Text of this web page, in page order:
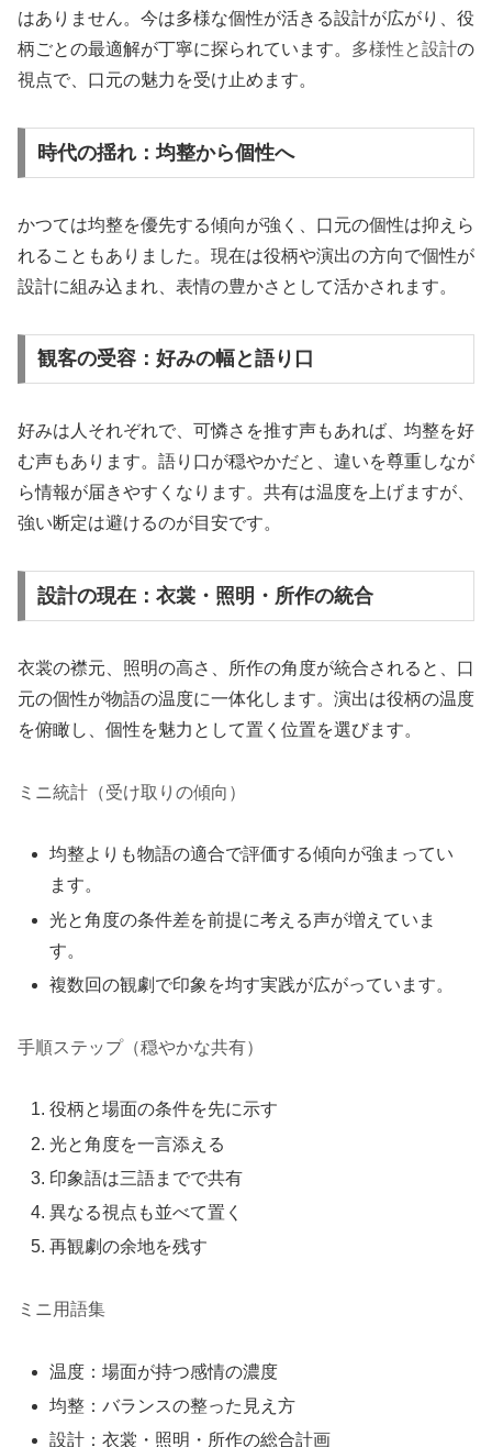
はありません。今は多様な個性が活きる設計が広がり、役
柄ごとの最適解が丁寧に探られています。 多様性と設計の
視点で、口元の魅力を受け止めます。
時代の揺れ：均整から個性へ
かつては均整を優先する傾向が強く、口元の個性は抑えら
れることもありました。現在は役柄や演出の方向で個性が
設計に組み込まれ、表情の豊かさとして活かされます。
観客の受容：好みの幅と語り口
好みは人それぞれで、可憐さを推す声もあれば、均整を好
む声もあります。語り口が穏やかだと、違いを尊重しなが
ら情報が届きやすくなります。共有は温度を上げますが、
強い断定は避けるのが目安です。
設計の現在：衣裳・照明・所作の統合
衣裳の襟元、照明の高さ、所作の角度が統合されると、口
元の個性が物語の温度に一体化します。演出は役柄の温度
を俯瞰し、個性を魅力として置く位置を選びます。
ミニ統計（受け取りの傾向）
均整よりも物語の適合で評価する傾向が強まってい
ます。
光と角度の条件差を前提に考える声が増えていま
す。
複数回の観劇で印象を均す実践が広がっています。
手順ステップ（穏やかな共有）
役柄と場面の条件を先に示す
光と角度を一言添える
印象語は三語までで共有
異なる視点も並べて置く
再観劇の余地を残す
ミニ用語集
温度：場面が持つ感情の濃度
均整：バランスの整った見え方
設計：衣裳・照明・所作の総合計画